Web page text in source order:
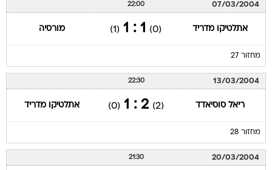
07/03/2004
22:00
אתלטיקו מדריד (0)
1 : 1
(1) מורסיה
מחזור 27
13/03/2004
22:30
ריאל סוסיאדד (2)
2 : 1
(0) אתלטיקו מדריד
מחזור 28
20/03/2004
21:30